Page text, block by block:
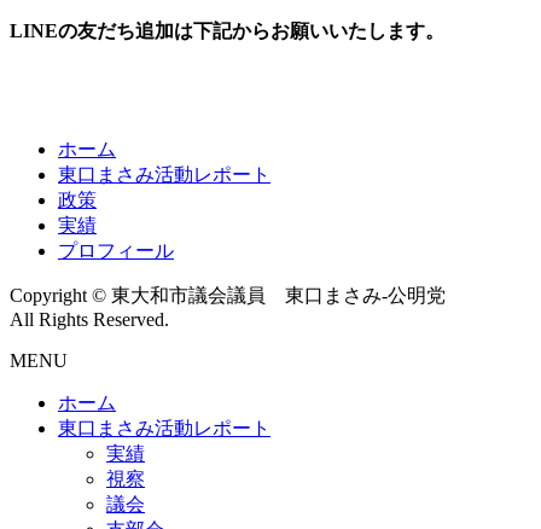
LINEの友だち追加は下記からお願いいたします。
ホーム
東口まさみ活動レポート
政策
実績
プロフィール
Copyright © 東大和市議会議員 東口まさみ-公明党
All Rights Reserved.
MENU
ホーム
東口まさみ活動レポート
実績
視察
議会